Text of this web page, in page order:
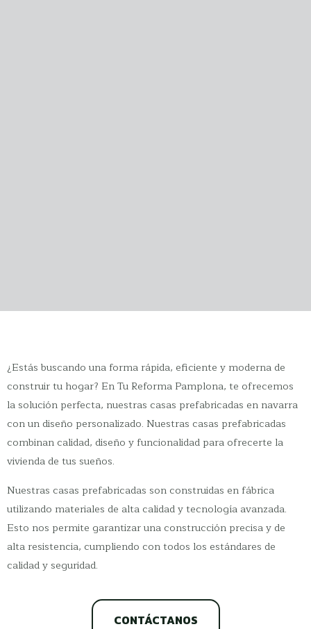
¿Estás buscando una forma rápida, eficiente y moderna de
construir tu hogar? En Tu Reforma Pamplona, te ofrecemos
la solución perfecta, nuestras casas prefabricadas en navarra
con un diseño personalizado. Nuestras casas prefabricadas
combinan calidad, diseño y funcionalidad para ofrecerte la
vivienda de tus sueños.
Nuestras casas prefabricadas son construidas en fábrica
utilizando materiales de alta calidad y tecnología avanzada.
Esto nos permite garantizar una construcción precisa y de
alta resistencia, cumpliendo con todos los estándares de
calidad y seguridad.
CONTÁCTANOS